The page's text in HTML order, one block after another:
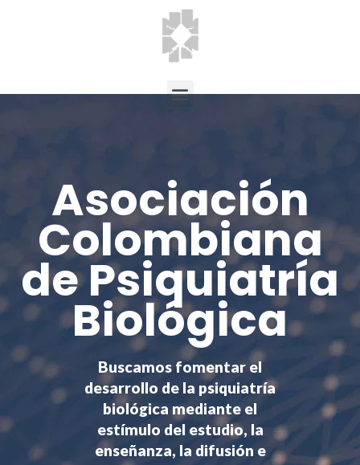
Asociación
Colombiana
de Psiquiatría
Biológica
Buscamos fomentar el
desarrollo de la psiquiatría
biológica mediante el
estímulo del estudio, la
enseñanza, la difusión e